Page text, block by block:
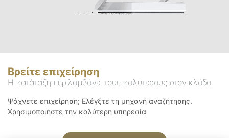
Βρείτε επιχείρηση
Η κατάταξη περιλαμβάνει τους καλύτερους στον κλάδο
Ψάχνετε επιχείρηση; Ελέγξτε τη μηχανή αναζήτησης.
Χρησιμοποιήστε την καλύτερη υπηρεσία